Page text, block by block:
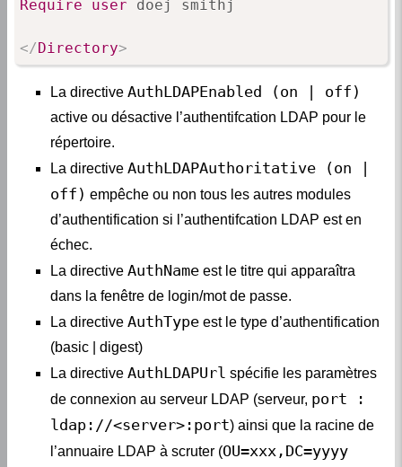
Require user doej smithj
</ Directory>
La directive AuthLDAPEnabled (on | off)
active ou désactive l’authentifcation LDAP pour le
répertoire.
La directive AuthLDAPAuthoritative (on |
off) empêche ou non tous les autres modules
d’authentification si l’authentifcation LDAP est en
échec.
La directive AuthName est le titre qui apparaîtra
dans la fenêtre de login/mot de passe.
La directive AuthType est le type d’authentification
(basic | digest)
La directive AuthLDAPUrl spécifie les paramètres
de connexion au serveur LDAP (serveur, port :
ldap://<server>:port) ainsi que la racine de
l’annuaire LDAP à scruter (OU=xxx,DC=yyyy